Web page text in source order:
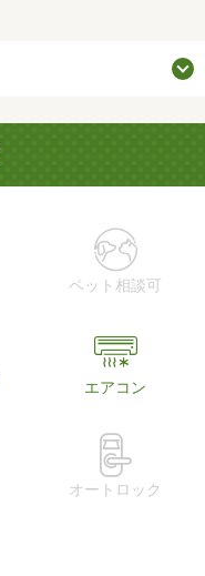
ペット相談可
エアコン
オートロック